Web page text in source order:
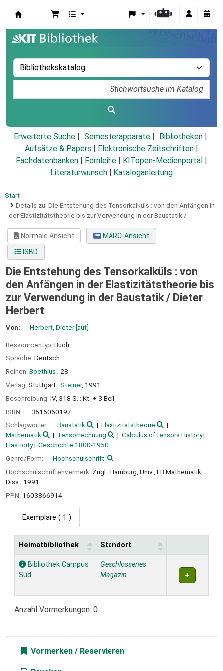
Erweiterte Suche Semesterapparate
Bibliotheken
Aufsätze & Papers
Elektronische Zeitschriften
Fachdatenbanken
Fernleihe KITopen-Medienportal
Literaturwunsch
Kataloganleitung
Start
Details zu: Die Entstehung des Tensorkalküls : von den Anfängen in
der Elastizitätstheorie bis zur Verwendung in der Baustatik /
Normale Ansicht
MARC-Ansicht
ISBD
Die Entstehung des Tensorkalküls : von
den Anfängen in der Elastizitätstheorie bis
zur Verwendung in der Baustatik / Dieter
Herbert
Von: Herbert, Dieter[aut]
Ressourcentyp: Buch
Sprache: Deutsch
Reihen: Boethius ; 28
Verlag: Stuttgart : Steiner, 1991
Beschreibung: IV, 318 S. : Kt. + 3 Beil
ISBN:
3515060197
Schlagwörter:
Baustatik
Elastizitätstheorie
Mathematik
Tensorrechnung
Calculus of tensors History
Elasticity
Geschichte 1800-1950
Genre/Form:
Hochschulschrift
Hochschulschriftenvermerk: Zugl.: Hamburg, Univ., FB Mathematik,
Diss., 1991
PPN: 1603866914
Exemplare ( 1 )
Exemplare
Heimatbibliothek Standort
Bibliothek Campus
Süd
Geschlossenes
Magazin
Anzahl Vormerkungen: 0
Vormerken